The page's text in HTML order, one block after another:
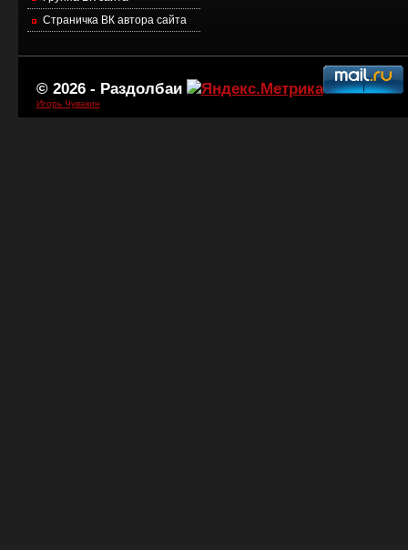
Страничка ВК автора сайта
© 2026 - Раздолбаи
Игорь Чувакин